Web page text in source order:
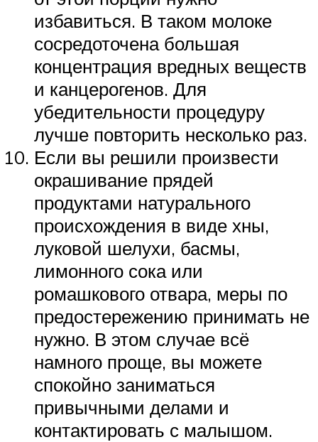
избавиться. В таком молоке
сосредоточена большая
концентрация вредных веществ
и канцерогенов. Для
убедительности процедуру
лучше повторить несколько раз.
Если вы решили произвести
окрашивание прядей
продуктами натурального
происхождения в виде хны,
луковой шелухи, басмы,
лимонного сока или
ромашкового отвара, меры по
предостережению принимать не
нужно. В этом случае всё
намного проще, вы можете
спокойно заниматься
привычными делами и
контактировать с малышом.